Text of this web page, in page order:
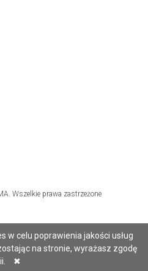
w celu poprawienia jakości usług
na stronie, wyrażasz zgodę
✖
Wszelkie prawa zastrzeżone